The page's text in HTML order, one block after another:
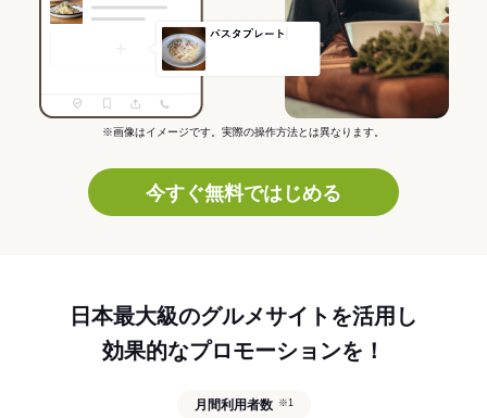
※画像はイメージです。実際の操作方法とは異なります。
今すぐ無料ではじめる
日本最大級のグルメサイトを活用し
効果的なプロモーションを！
月間利用者数 ※1